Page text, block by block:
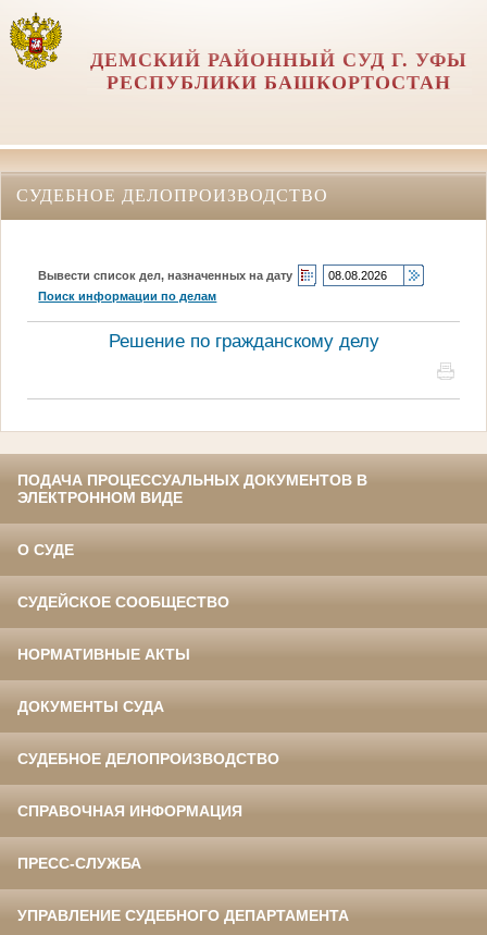
ДЕМСКИЙ РАЙОННЫЙ СУД Г. УФЫ
РЕСПУБЛИКИ БАШКОРТОСТАН
СУДЕБНОЕ ДЕЛОПРОИЗВОДСТВО
Вывести список дел, назначенных на дату
Поиск информации по делам
Решение по гражданскому делу
ПОДАЧА ПРОЦЕССУАЛЬНЫХ ДОКУМЕНТОВ В
ЭЛЕКТРОННОМ ВИДЕ
О СУДЕ
СУДЕЙСКОЕ СООБЩЕСТВО
НОРМАТИВНЫЕ АКТЫ
ДОКУМЕНТЫ СУДА
СУДЕБНОЕ ДЕЛОПРОИЗВОДСТВО
СПРАВОЧНАЯ ИНФОРМАЦИЯ
ПРЕСС-СЛУЖБА
УПРАВЛЕНИЕ СУДЕБНОГО ДЕПАРТАМЕНТА